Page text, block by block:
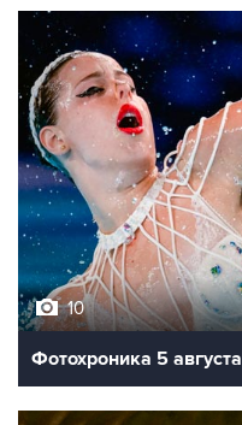
10
Фотохроника 5 августа